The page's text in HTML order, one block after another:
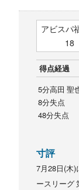
アビスパ
18
得点経過
5分高田 聖
8分失点
48分失点
寸評
7月28日(木)
ースリーグ